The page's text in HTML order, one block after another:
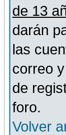
de 13
darán
las
correo
de
foro.
Volver